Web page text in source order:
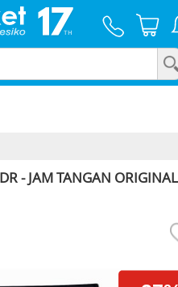
- JAM TANGAN ORIGINAL